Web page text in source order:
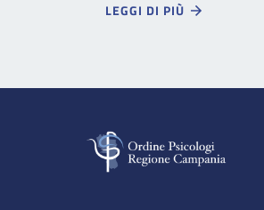
LEGGI DI PIÙ